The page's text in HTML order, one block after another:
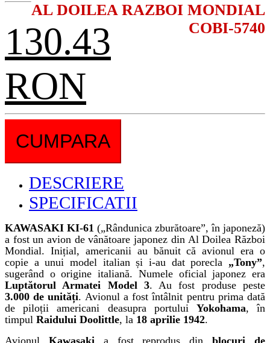
AL DOILEA RAZBOI MONDIAL
COBI-5740
130.43
RON
CUMPARA
DESCRIERE
SPECIFICATII
KAWASAKI KI-61 („Rândunica zburătoare”, în japoneză)
a fost un avion de vânătoare japonez din Al Doilea Război
Mondial. Inițial, americanii au bănuit că avionul era o
copie a unui model italian și i-au dat porecla „Tony”,
sugerând o origine italiană. Numele oficial japonez era
Luptătorul Armatei Model 3. Au fost produse peste
3.000 de unități. Avionul a fost întâlnit pentru prima dată
de piloții americani deasupra portului Yokohama, în
timpul Raidului Doolittle, la 18 aprilie 1942.
Avionul Kawasaki a fost reprodus dinblocuri de